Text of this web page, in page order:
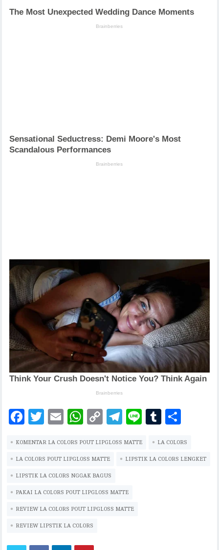
F
eb
oo
k
T
it
te
r
E
ai
l
W
at
s
A
p
p
C
p
y
Li
n
k
T
eg
ra
Li
e
T
m
bl
ar
e
KOMENTAR LA COLORS POUT LIPGLOSS MATTE LA COLORS
LA COLORS POUT LIPGLOSS MATTE LIPSTIK LA COLORS LENGKET
LIPSTIK LA COLORS NGGAK BAGUS
PAKAI LA COLORS POUT LIPGLOSS MATTE
REVIEW LA COLORS POUT LIPGLOSS MATTE
REVIEW LIPSTIK LA COLORS